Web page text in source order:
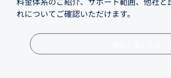
れについてご確認いただけます。